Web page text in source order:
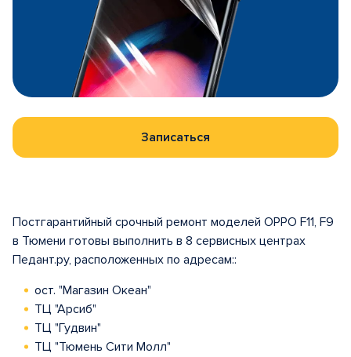
Записаться
Постгарантийный срочный ремонт моделей OPPO F11, F9
в Тюмени готовы выполнить в 8 сервисных центрах
Педант.ру, расположенных по адресам::
ост. "Магазин Океан"
ТЦ "Арсиб"
ТЦ "Гудвин"
ТЦ "Тюмень Сити Молл"